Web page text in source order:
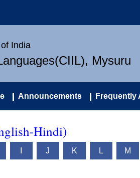
India
Mysuru
Announcements Frequently
Hindi)
J K L M